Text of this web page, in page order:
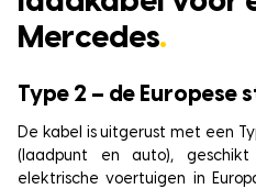
Mercedes.
Type 2 – de Europese
De kabel is uitgerust met een
(laadpunt en auto),
elektrische voertuigen in